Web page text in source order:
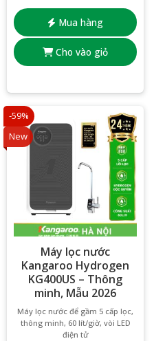
Mua hàng
Cho vào giỏ
tinh 6 chiếc
-59%
New
Máy lọc nước
Kangaroo Hydrogen
KG400US – Thông
minh, Mẫu 2026
Máy lọc nước để gầm 5 cấp lọc,
thông minh, 60 lít/giờ, vòi LED
điện tử